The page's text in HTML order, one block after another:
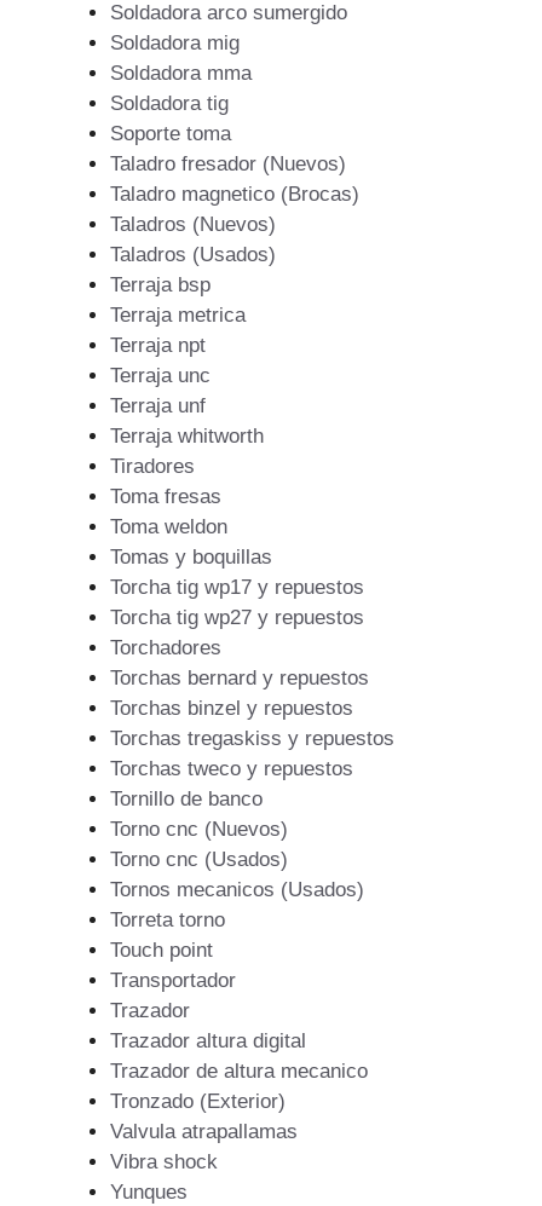
Soldadora arco sumergido
Soldadora mig
Soldadora mma
Soldadora tig
Soporte toma
Taladro fresador (Nuevos)
Taladro magnetico (Brocas)
Taladros (Nuevos)
Taladros (Usados)
Terraja bsp
Terraja metrica
Terraja npt
Terraja unc
Terraja unf
Terraja whitworth
Tiradores
Toma fresas
Toma weldon
Tomas y boquillas
Torcha tig wp17 y repuestos
Torcha tig wp27 y repuestos
Torchadores
Torchas bernard y repuestos
Torchas binzel y repuestos
Torchas tregaskiss y repuestos
Torchas tweco y repuestos
Tornillo de banco
Torno cnc (Nuevos)
Torno cnc (Usados)
Tornos mecanicos (Usados)
Torreta torno
Touch point
Transportador
Trazador
Trazador altura digital
Trazador de altura mecanico
Tronzado (Exterior)
Valvula atrapallamas
Vibra shock
Yunques